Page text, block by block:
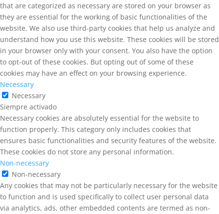
that are categorized as necessary are stored on your browser as
they are essential for the working of basic functionalities of the
website. We also use third-party cookies that help us analyze and
understand how you use this website. These cookies will be stored
in your browser only with your consent. You also have the option
to opt-out of these cookies. But opting out of some of these
cookies may have an effect on your browsing experience.
Necessary
Necessary
Siempre activado
Necessary cookies are absolutely essential for the website to
function properly. This category only includes cookies that
ensures basic functionalities and security features of the website.
These cookies do not store any personal information.
Non-necessary
Non-necessary
Any cookies that may not be particularly necessary for the website
to function and is used specifically to collect user personal data
via analytics, ads, other embedded contents are termed as non-